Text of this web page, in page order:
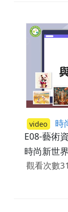
video 時
E08-藝術
時尚新世
觀看次數